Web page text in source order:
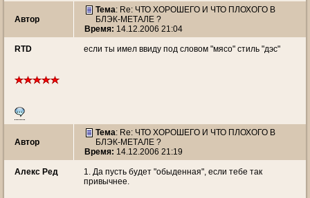
Автор
Тема: Re: ЧТО ХОРОШЕГО И ЧТО ПЛОХОГО В
БЛЭК-МЕТАЛЕ ?
Время: 14.12.2006 21:04
RTD если ты имел ввиду под словом "мясо" стиль "дэс"
Автор
Тема: Re: ЧТО ХОРОШЕГО И ЧТО ПЛОХОГО В
БЛЭК-МЕТАЛЕ ?
Время: 14.12.2006 21:19
Алекс Ред
1. Да пусть будет "обыденная", если тебе так
привычнее.